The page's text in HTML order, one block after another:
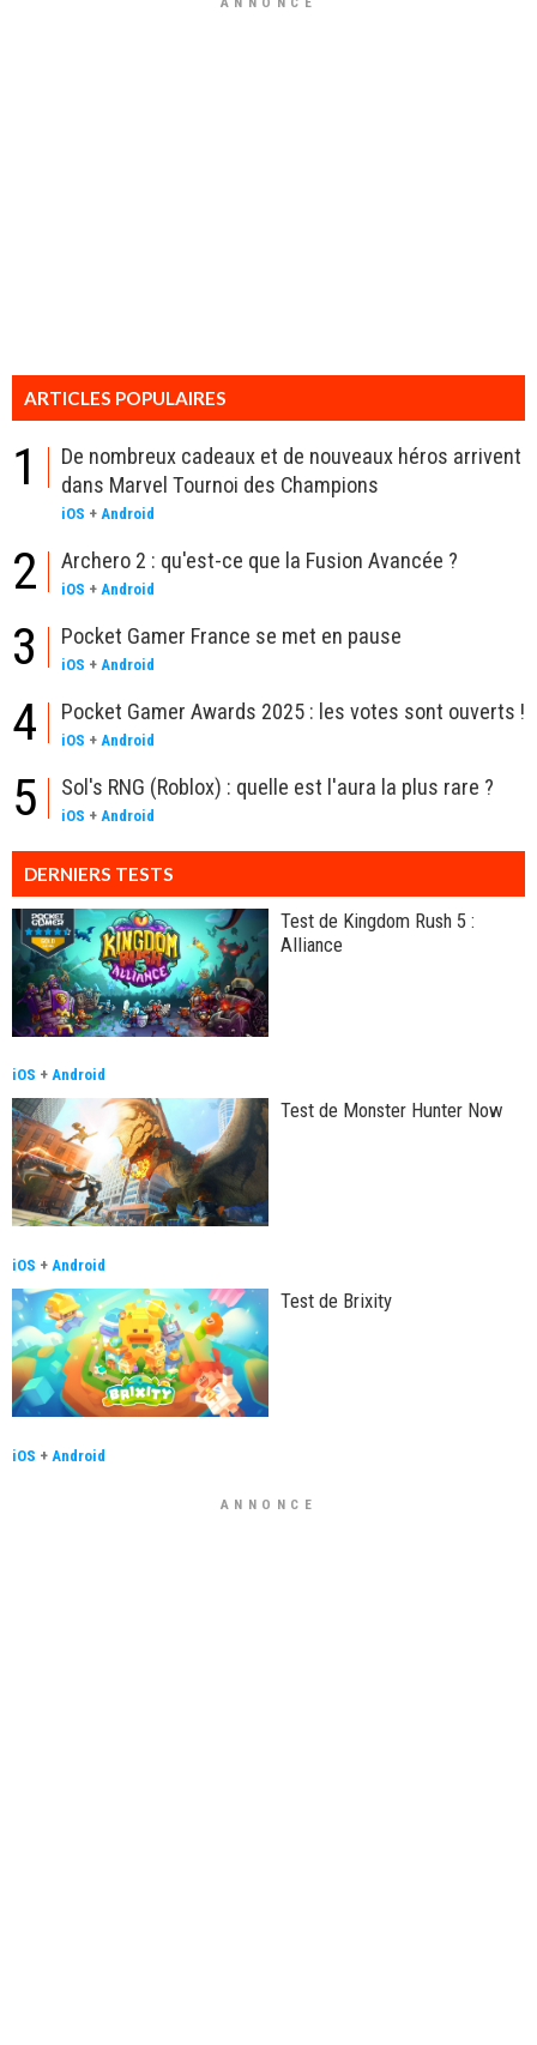
ARTICLES POPULAIRES
1
De nombreux cadeaux et de nouveaux héros arrivent
dans Marvel Tournoi des Champions
iOS + Android
2 Archero 2 : qu'est-ce que la Fusion Avancée ?
iOS + Android
3 Pocket Gamer France se met en pause
iOS + Android
4 Pocket Gamer Awards 2025 : les votes sont ouverts !
iOS + Android
5 Sol's RNG (Roblox) : quelle est l'aura la plus rare ?
iOS + Android
DERNIERS TESTS
Test de Kingdom Rush 5 :
Alliance
iOS + Android
Test de Monster Hunter Now
iOS + Android
Test de Brixity
iOS + Android
ANNONCE